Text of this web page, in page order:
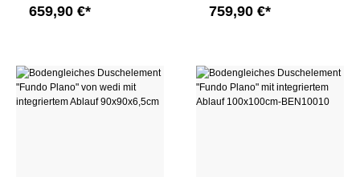
659,90 €* 759,90 €*